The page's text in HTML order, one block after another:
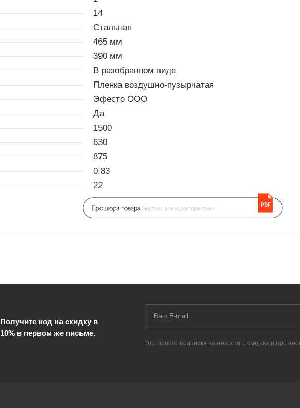
14
Стальная
465 мм
390 мм
В разобранном виде
Пленка воздушно-пузырчатая
Эфесто ООО
Да
1500
630
875
0.83
22
Получите код на скидку в
10% в первом же письме.
Это просто подписка на новости о скидках и про